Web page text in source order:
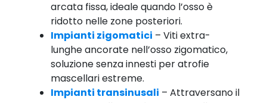
arcata fissa, ideale quando l’osso è
ridotto nelle zone posteriori.
Impianti zigomatici – Viti extra-
lunghe ancorate nell’osso zigomatico,
soluzione senza innesti per atrofie
mascellari estreme.
Impianti transinusali – Attraversano il